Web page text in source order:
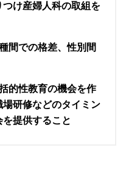
け産婦人科の取組を
間での格差、性別間
的性教育の機会を作
研修などのタイミン
提供すること